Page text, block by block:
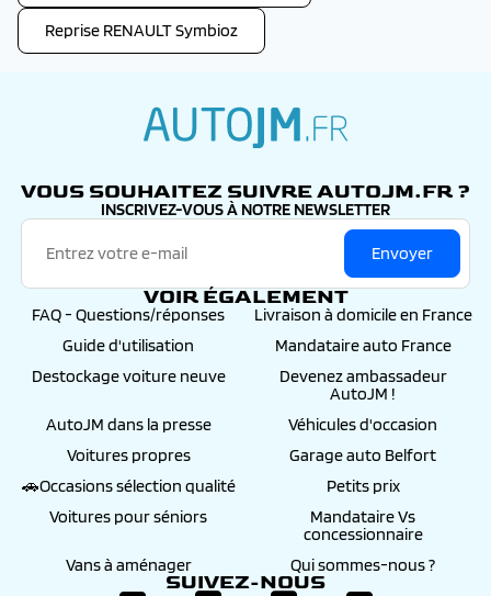
Reprise RENAULT Symbioz
VOUS SOUHAITEZ SUIVRE AUTOJM.FR ?
INSCRIVEZ-VOUS À NOTRE NEWSLETTER
Envoyer
VOIR ÉGALEMENT
FAQ - Questions/réponses
Livraison à domicile en France
Guide d'utilisation
Mandataire auto France
Destockage voiture neuve
Devenez ambassadeur
AutoJM !
AutoJM dans la presse
Véhicules d'occasion
Voitures propres
Garage auto Belfort
🚗Occasions sélection qualité
Petits prix
Voitures pour séniors
Mandataire Vs
concessionnaire
Vans à aménager
Qui sommes-nous ?
SUIVEZ-NOUS